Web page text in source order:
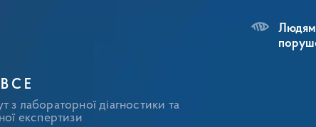
лабораторної діагностики та
експертизи
Людям